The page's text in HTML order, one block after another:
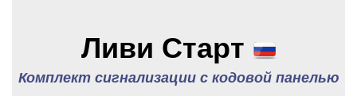
Ливи Старт
Комплект сигнализации с кодовой панелью